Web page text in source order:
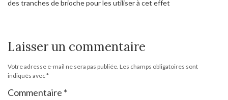
des tranches de brioche pour les utiliser à cet effet
Laisser un commentaire
Votre adresse e-mail ne sera pas publiée. Les champs obligatoires sont
indiqués avec*
Commentaire *